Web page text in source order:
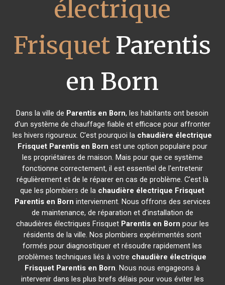
électrique
Frisquet Parentis
en Born
Dans la ville de Parentis en Born, les habitants ont besoin
d'un système de chauffage fiable et efficace pour affronter
les hivers rigoureux. C'est pourquoi la chaudière électrique
Frisquet Parentis en Born est une option populaire pour
les propriétaires de maison. Mais pour que ce système
fonctionne correctement, il est essentiel de l'entretenir
régulièrement et de le réparer en cas de problème. C'est là
que les plombiers de la chaudière électrique Frisquet
Parentis en Born interviennent. Nous offrons des services
de maintenance, de réparation et d'installation de
chaudières électriques Frisquet Parentis en Born pour les
résidents de la ville. Nos plombiers expérimentés sont
formés pour diagnostiquer et résoudre rapidement les
problèmes techniques liés à votre chaudière électrique
Frisquet Parentis en Born. Nous nous engageons à
intervenir dans les plus brefs délais pour vous éviter les